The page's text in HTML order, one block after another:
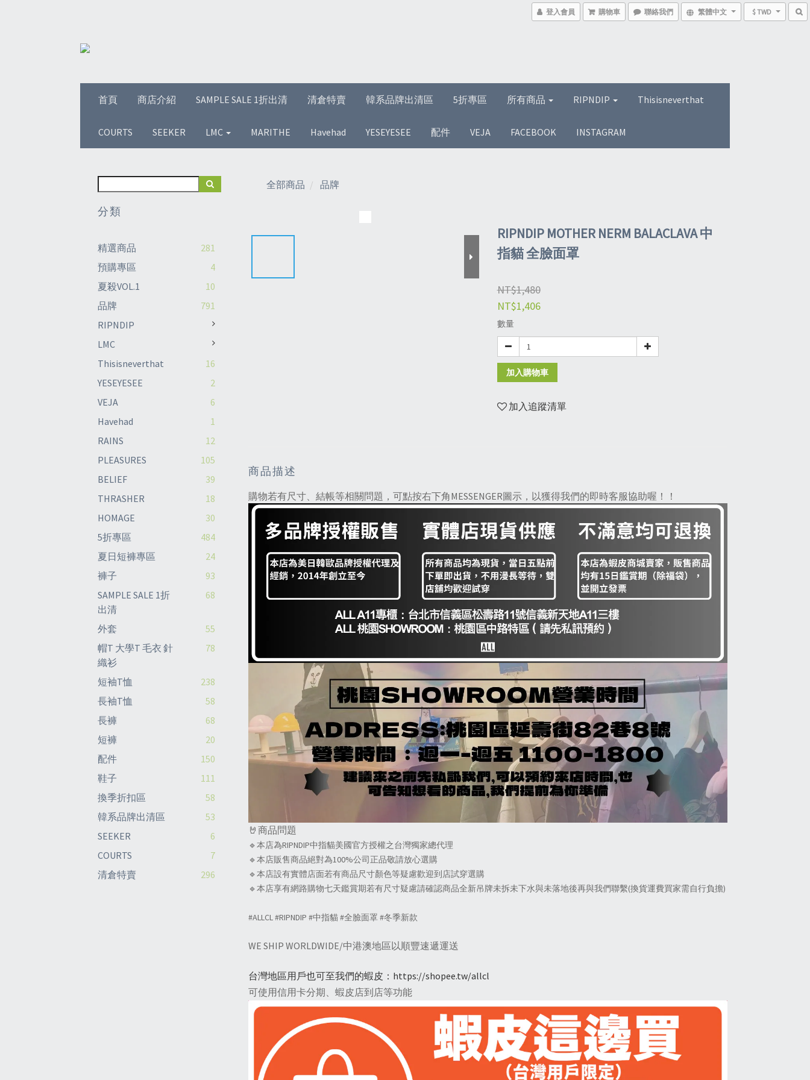
登入會員 購物車 聯絡我們 繁體中文 $ TWD
首頁 商店介紹 SAMPLE SALE 1折出清 清倉特賣 韓系品牌出清區 5折專區 所有商品 RIPNDIP Thisisneverthat
COURTS SEEKER LMC MARITHE Havehad YESEYESEE 配件 VEJA FACEBOOK INSTAGRAM
分類
精選商品
281
預購專區
4
夏殺VOL.1
10
品牌
791
RIPNDIP
LMC
Thisisneverthat
16
YESEYESEE
2
VEJA
6
Havehad
1
RAINS
12
PLEASURES
105
BELIEF
39
THRASHER
18
HOMAGE
30
5折專區
484
夏日短褲專區
24
褲子
93
SAMPLE SALE 1折
出清
68
外套
55
帽T 大學T 毛衣 針
織衫
78
短袖T恤
238
長袖T恤
58
長褲
68
短褲
20
配件
150
鞋子
111
換季折扣區
58
韓系品牌出清區
53
SEEKER
6
COURTS
7
清倉特賣
296
全部商品 品牌
RIPNDIP MOTHER NERM BALACLAVA 中
指貓 全臉面罩
NT$1,480
NT$1,406
數量
加入購物車
加入追蹤清單
商品描述
購物若有尺寸、結帳等相關問題，可點按右下角MESSENGER圖示，以獲得我們的即時客服協助喔！！
🤘商品問題
🔹本店為RIPNDIP中指貓美國官方授權之台灣獨家總代理
🔹本店販售商品絕對為100%公司正品敬請放心選購
🔹本店設有實體店面若有商品尺寸顏色等疑慮歡迎到店試穿選購
🔹本店享有網路購物七天鑑賞期若有尺寸疑慮請確認商品全新吊牌未拆未下水與未落地後再與我們聯繫(換貨運費買家需自行負擔)
#ALLCL #RIPNDIP #中指貓 #全臉面罩 #冬季新款
WE SHIP WORLDWIDE/中港澳地區以順豐速遞運送
台灣地區用戶也可至我們的蝦皮： https://shopee.tw/allcl
可使用信用卡分期、蝦皮店到店等功能